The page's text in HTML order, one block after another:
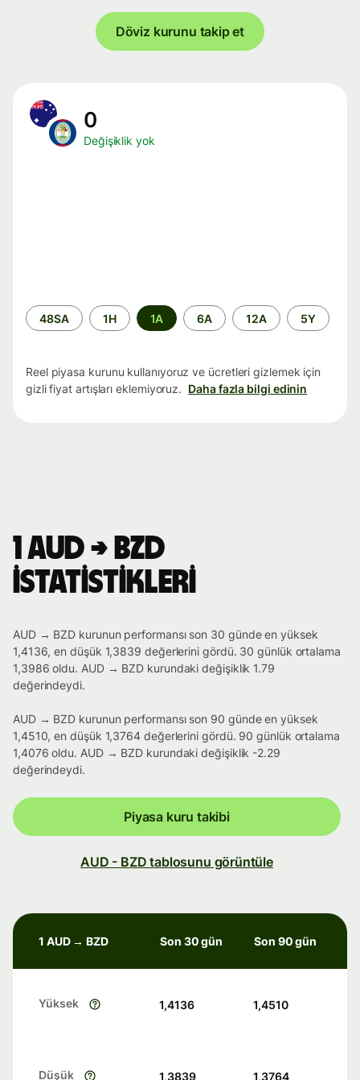
Döviz kurunu takip et
0
Değişiklik yok
Zaman
aralığı
48SA 1H 1A 6A 12A 5Y
Reel piyasa kurunu kullanıyoruz ve ücretleri gizlemek için
gizli fiyat artışları eklemiyoruz. Daha fazla bilgi edinin
1 AUD → BZD
istatistikleri
AUD → BZD kurunun performansı son 30 günde en yüksek
1,4136, en düşük 1,3839 değerlerini gördü. 30 günlük ortalama
1,3986 oldu. AUD → BZD kurundaki değişiklik 1.79
değerindeydi.
AUD → BZD kurunun performansı son 90 günde en yüksek
1,4510, en düşük 1,3764 değerlerini gördü. 90 günlük ortalama
1,4076 oldu. AUD → BZD kurundaki değişiklik -2.29
değerindeydi.
Piyasa kuru takibi
AUD - BZD tablosunu görüntüle
1 AUD → BZD Son 30 gün Son 90 gün
Yüksek 1,4136 1,4510
Düşük 1,3839 1,3764